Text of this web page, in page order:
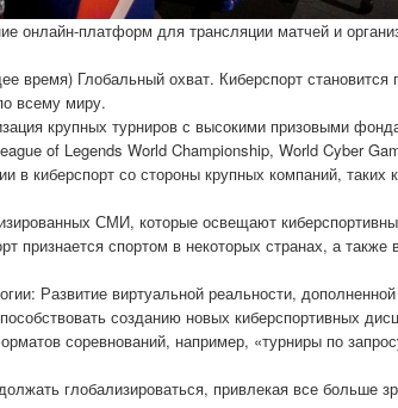
онлайн-платформ для трансляции матчей и
время) Глобальный охват. Киберспорт становится
всему миру.
крупных турниров с высокими призовыми
of Legends World Championship, World Cyber
в киберспорт со стороны крупных компаний, таких
СМИ, которые освещают
признается спортом в некоторых странах, а также
Развитие виртуальной реальности,
созданию новых киберспортивных
соревнований, например, «турниры по
глобализироваться, привлекая все больше